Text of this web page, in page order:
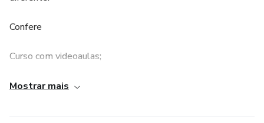
Confere
Curso com videoaulas;
Material exclusivo para o Professor da Prefeitura de
Mostrar mais